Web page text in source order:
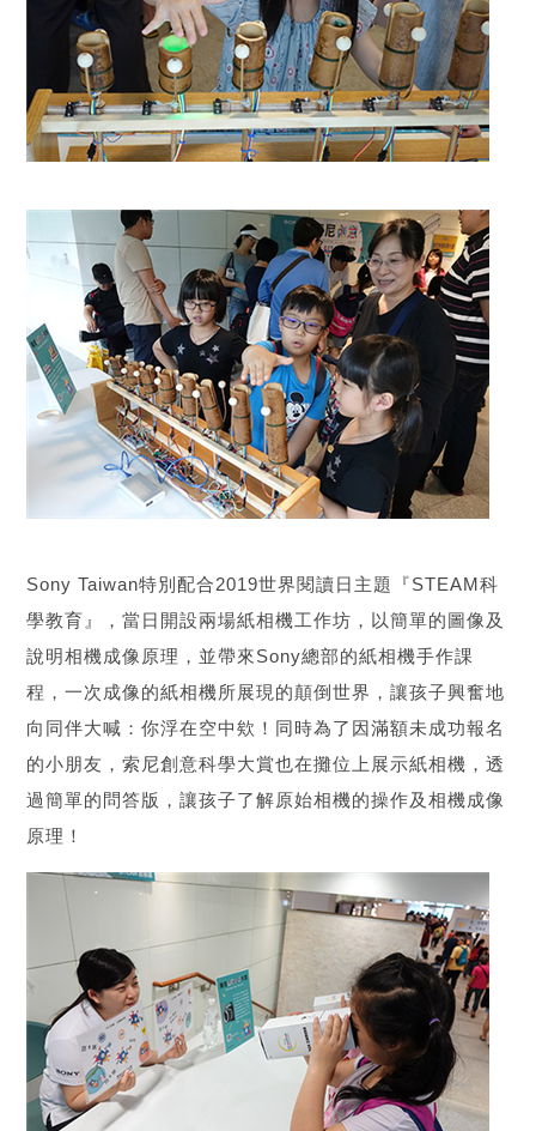
Sony Taiwan特別配合2019世界閱讀日主題『STEAM科
學教育』，當日開設兩場紙相機工作坊，以簡單的圖像及
說明相機成像原理，並帶來Sony總部的紙相機手作課
程，一次成像的紙相機所展現的顛倒世界，讓孩子興奮地
向同伴大喊：你浮在空中欸！同時為了因滿額未成功報名
的小朋友，索尼創意科學大賞也在攤位上展示紙相機，透
過簡單的問答版，讓孩子了解原始相機的操作及相機成像
原理！